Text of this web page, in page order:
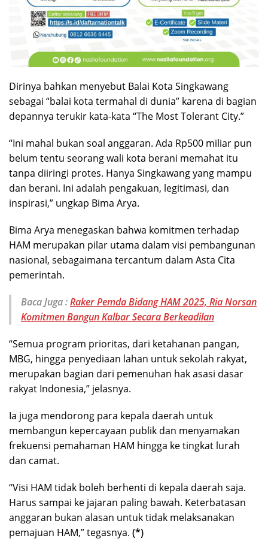
Dirinya bahkan menyebut Balai Kota Singkawang
sebagai “balai kota termahal di dunia” karena di bagian
depannya terukir kata-kata “The Most Tolerant City.”
“Ini mahal bukan soal anggaran. Ada Rp500 miliar pun
belum tentu seorang wali kota berani memahat itu
tanpa diiringi protes. Hanya Singkawang yang mampu
dan berani. Ini adalah pengakuan, legitimasi, dan
inspirasi,” ungkap Bima Arya.
Bima Arya menegaskan bahwa komitmen terhadap
HAM merupakan pilar utama dalam visi pembangunan
nasional, sebagaimana tercantum dalam Asta Cita
pemerintah.
Baca Juga :Raker Pemda Bidang HAM 2025, Ria Norsan
Komitmen Bangun Kalbar Secara Berkeadilan
“Semua program prioritas, dari ketahanan pangan,
MBG, hingga penyediaan lahan untuk sekolah rakyat,
merupakan bagian dari pemenuhan hak asasi dasar
rakyat Indonesia,” jelasnya.
Ia juga mendorong para kepala daerah untuk
membangun kepercayaan publik dan menyamakan
frekuensi pemahaman HAM hingga ke tingkat lurah
dan camat.
“Visi HAM tidak boleh berhenti di kepala daerah saja.
Harus sampai ke jajaran paling bawah. Keterbatasan
anggaran bukan alasan untuk tidak melaksanakan
pemajuan HAM,” tegasnya. (*)